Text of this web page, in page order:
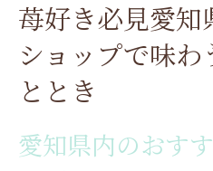
苺好き必見愛知
ショップで味わ
ととき
愛知県内のおす